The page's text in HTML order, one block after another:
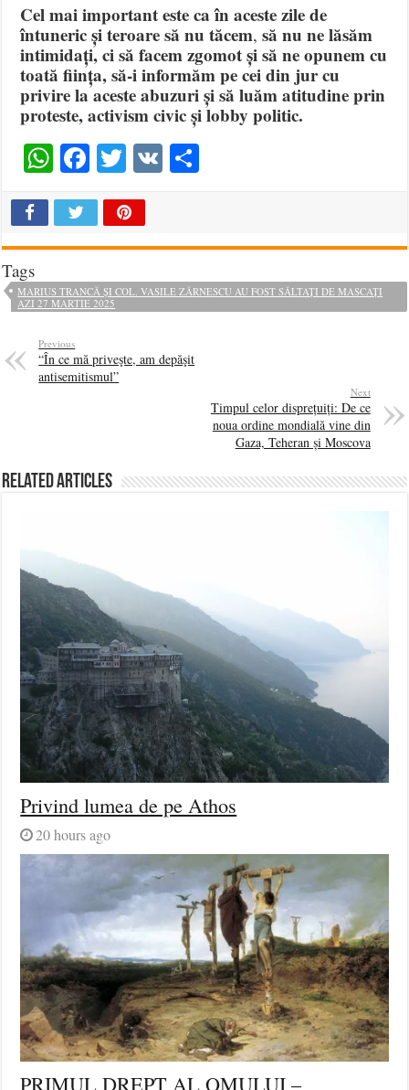
Cel mai important este ca în aceste zile de
întuneric și teroare să nu tăcem,să nu ne lăsăm
intimidați, ci să facem zgomot și să ne opunem cu
toată ființa, să-i informăm pe cei din jur cu
privire la aceste abuzuri și să luăm atitudine prin
proteste, activism civic și lobby politic.
WhatsApp
Facebook
Twitter
VK
Tags
MARIUS TRANCĂ ȘI COL. VASILE ZĂRNESCU AU FOST SĂLTAȚI DE MASCAȚI
AZI 27 MARTIE 2025
Previous
“În ce mă priveşte, am depăşit
antisemitismul”
Next
Timpul celor disprețuiți: De ce
noua ordine mondială vine din
Gaza, Teheran și Moscova
Related Articles
Privind lumea de pe Athos
20 hours ago
PRIMUL DREPT AL OMULUI –